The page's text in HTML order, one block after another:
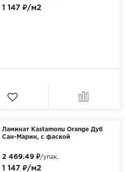
1 147 ₽/м2
Ламинат Kastamonu Orange Дуб
Сан-Марин, с фаской
1 147 ₽/м2
2 469.49 ₽/упак.